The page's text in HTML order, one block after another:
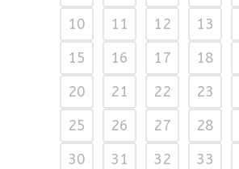
10
11 12 13
15
16 17 18
20
21 22 23
25
26 27 28
30
31 32 33